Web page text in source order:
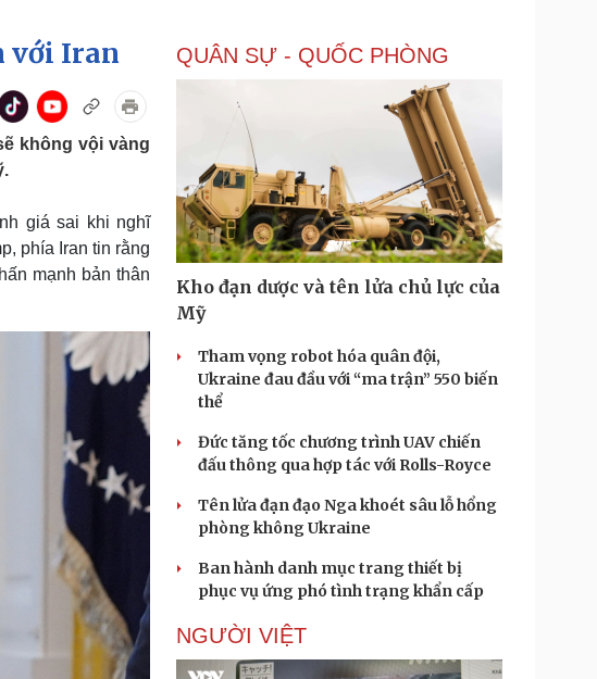
Chứng khoán
Doanh nghiệp
Thông tin doanh nghiệp
Doanh nghiệp 24h
Doanh nhân
Vì cộng đồng
Sành điệu
Tin Công nghệ
Trải nghiệm
Chuyển đổi số
check-in
Podcast
Đọc truyện đêm khuya
Cửa sổ tình yêu
với Iran
không vội vàng
giá sai khi nghĩ
phía Iran tin rằng
mạnh bản thân
QUÂN SỰ - QUỐC PHÒNG
Kho đạn dược và tên lửa chủ lực của
Mỹ
Tham vọng robot hóa quân đội,
Ukraine đau đầu với “ma trận” 550 biến
thể
Đức tăng tốc chương trình UAV chiến
đấu thông qua hợp tác với Rolls-Royce
Tên lửa đạn đạo Nga khoét sâu lỗ hổng
phòng không Ukraine
Ban hành danh mục trang thiết bị
phục vụ ứng phó tình trạng khẩn cấp
NGƯỜI VIỆT